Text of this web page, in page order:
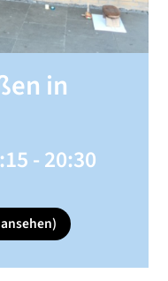
in
-20:30